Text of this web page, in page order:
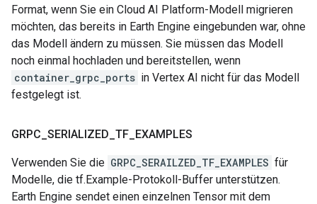
Format, wenn Sie ein Cloud AI Platform-Modell migrieren
möchten, das bereits in Earth Engine eingebunden war, ohne
das Modell ändern zu müssen. Sie müssen das Modell
noch einmal hochladen und bereitstellen, wenn
container_grpc_ports in Vertex AI nicht für das Modell
festgelegt ist.
GRPC SERIALIZED TF EXAMPLES
Verwenden Sie die GRPC_SERAILZED_TF_EXAMPLES für
Modelle, die tf.Example-Protokoll-Buffer unterstützen.
Earth Engine sendet einen einzelnen Tensor mit dem